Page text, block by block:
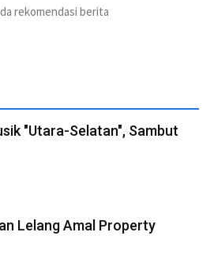
rekomendasi berita
"Utara-Selatan", Sambut
Lelang Amal Property